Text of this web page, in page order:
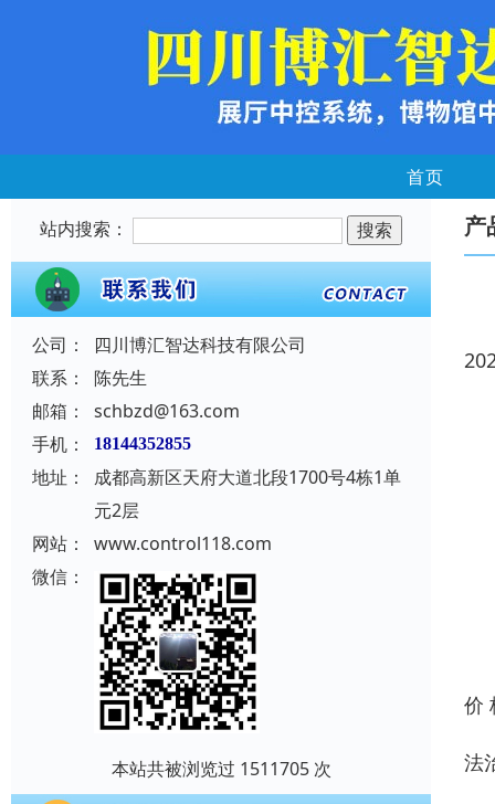
首页
站内搜索：
公司：
四川博汇智达科技有限公司
联系：
陈先生
邮箱：
schbzd@163.com
手机：
18144352855
地址：
成都高新区天府大道北段1700号4栋1单
元2层
网站：
www.control118.com
微信：
本站共被浏览过 1511705 次
产
价
法